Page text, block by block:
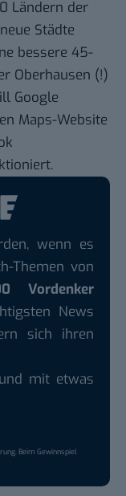
Ländern der
Städte
bessere 45-
Oberhausen (!)
Google
Maps-Website
wenn es
Themen von
Vordenker
News
sich ihren
mit etwas
. Beim Gewinnspiel